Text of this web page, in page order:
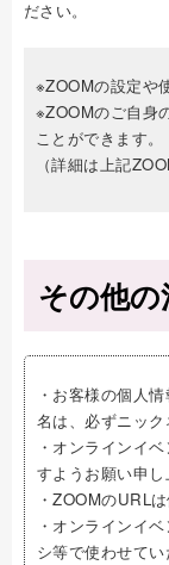
ださい。
※ZOOMの設定や
※ZOOMのご自身
ことができます。
（詳細は上記
その他
・お客様の個人
名は、必ずニック
・オンラインイ
すようお願い申し
・ZOOMのURL
・オンラインイ
シ等で使わせてい